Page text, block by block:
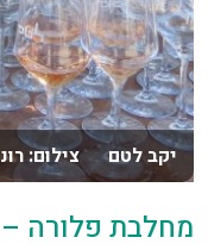
יקב לטם צילום:
מחלבת פלורה